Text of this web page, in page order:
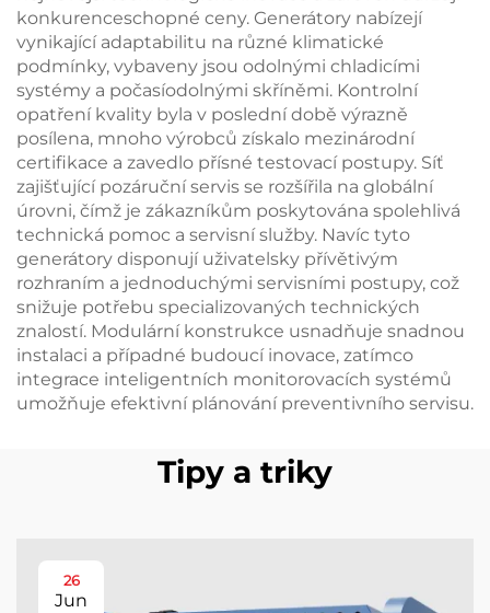
konkurenceschopné ceny. Generátory nabízejí
vynikající adaptabilitu na různé klimatické
podmínky, vybaveny jsou odolnými chladicími
systémy a počasíodolnými skříněmi. Kontrolní
opatření kvality byla v poslední době výrazně
posílena, mnoho výrobců získalo mezinárodní
certifikace a zavedlo přísné testovací postupy. Síť
zajišťující pozáruční servis se rozšířila na globální
úrovni, čímž je zákazníkům poskytována spolehlivá
technická pomoc a servisní služby. Navíc tyto
generátory disponují uživatelsky přívětivým
rozhraním a jednoduchými servisními postupy, což
snižuje potřebu specializovaných technických
znalostí. Modulární konstrukce usnadňuje snadnou
instalaci a případné budoucí inovace, zatímco
integrace inteligentních monitorovacích systémů
umožňuje efektivní plánování preventivního servisu.
Tipy a triky
26
Jun